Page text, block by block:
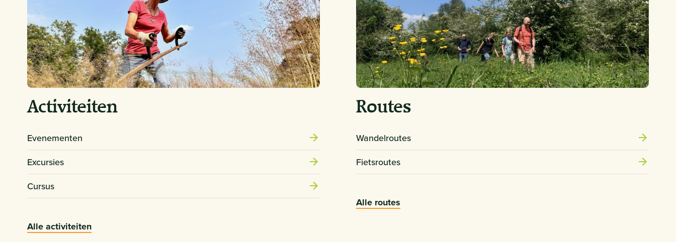
Activiteiten
Evenementen
Excursies
Cursus
Alle activiteiten
Routes
Wandelroutes
Fietsroutes
Alle routes